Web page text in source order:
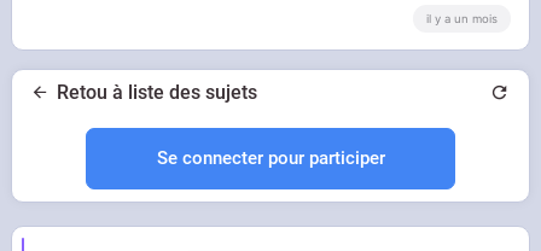
il y a un mois
Retou à liste des sujets
Se connecter pour participer